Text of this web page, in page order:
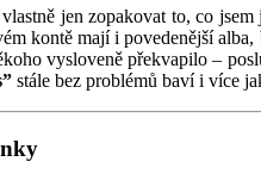
jen zopakovat to, co
kontě mají i povedenější
vysloveně překvapilo –
stále bez problémů baví i více